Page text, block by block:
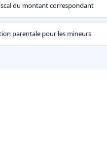
du montant correspondant
parentale pour les mineurs